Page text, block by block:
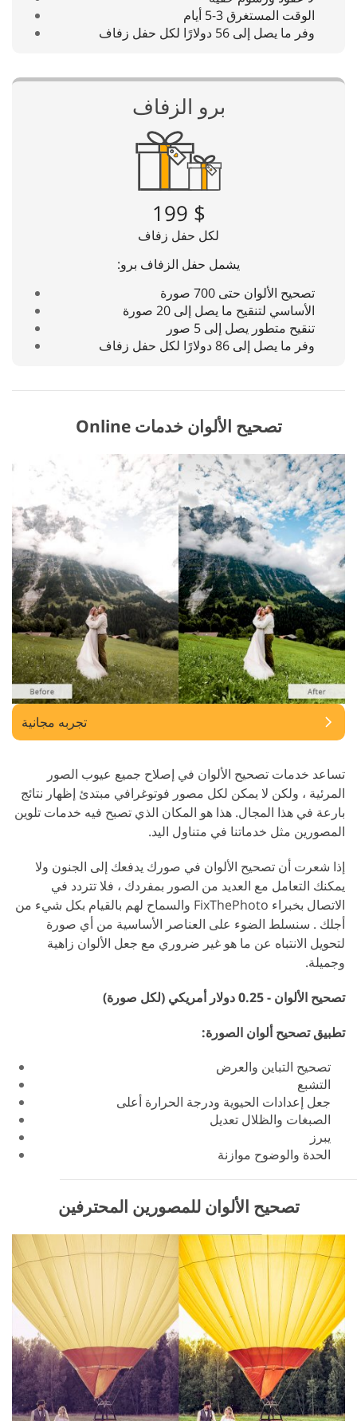
الوقت المستغرق 3-5 أيام
وفر ما يصل إلى 56 دولارًا لكل حفل زفاف
برو الزفاف
$ 199
لكل حفل زفاف
يشمل حفل الزفاف برو:
تصحيح الألوان حتى 700 صورة
الأساسي لتنقيح ما يصل إلى 20 صورة
تنقيح متطور يصل إلى 5 صور
وفر ما يصل إلى 86 دولارًا لكل حفل زفاف
تصحيح الألوان خدمات Online
تجربه مجانية
تساعد خدمات تصحيح الألوان في إصلاح جميع عيوب الصور
المرئية ، ولكن لا يمكن لكل مصور فوتوغرافي مبتدئ إظهار نتائج
بارعة في هذا المجال. هذا هو المكان الذي تصبح فيه خدمات تلوين
المصورين مثل خدماتنا في متناول اليد.
إذا شعرت أن تصحيح الألوان في صورك يدفعك إلى الجنون ولا
يمكنك التعامل مع العديد من الصور بمفردك ، فلا تتردد في
الاتصال بخبراء FixThePhoto والسماح لهم بالقيام بكل شيء من
أجلك . سنسلط الضوء على العناصر الأساسية من أي صورة
لتحويل الانتباه عن ما هو غير ضروري مع جعل الألوان زاهية
وجميلة.
تصحيح الألوان - 0.25 دولار أمريكي (لكل صورة)
تطبيق تصحيح ألوان الصورة:
تصحيح التباين والعرض
التشبع
جعل إعدادات الحيوية ودرجة الحرارة أعلى
الصبغات والظلال تعديل
يبرز
الحدة والوضوح موازنة
تصحيح الألوان للمصورين المحترفين